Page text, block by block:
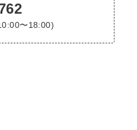
〜18:00)